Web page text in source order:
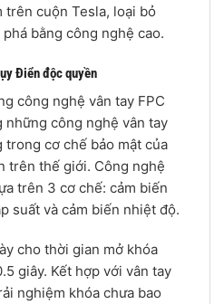
cuộn Tesla, loại bỏ
bằng công nghệ cao.
Điển độc quyền
công nghệ vân tay FPC
công nghệ vân tay
trong cơ chế bảo mật của
trên thế giới. Công nghệ
trên 3 cơ chế: cảm biến
suất và cảm biến nhiệt độ.
cho thời gian mở khóa
giây. Kết hợp với vân tay
nghiệm khóa chưa bao